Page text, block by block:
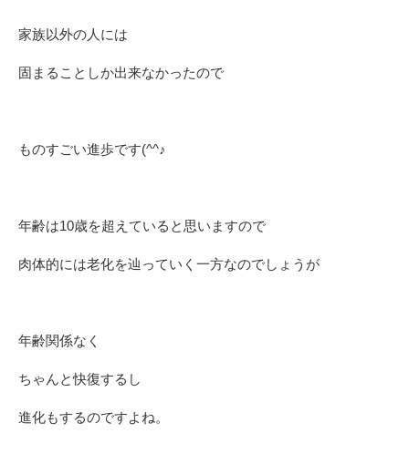
家族以外の人には
固まることしか出来なかったので
ものすごい進歩です(^^♪
年齢は10歳を超えていると思いますので
肉体的には老化を辿っていく一方なのでしょうが
年齢関係なく
ちゃんと快復するし
進化もするのですよね。